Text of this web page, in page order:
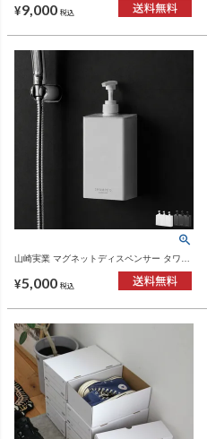
¥9,000 税込
山崎実業 マグネットディスペンサー タワー
850mL 2点セット tower | バスグッズ・タワ
ーシリーズ
¥5,000 税込